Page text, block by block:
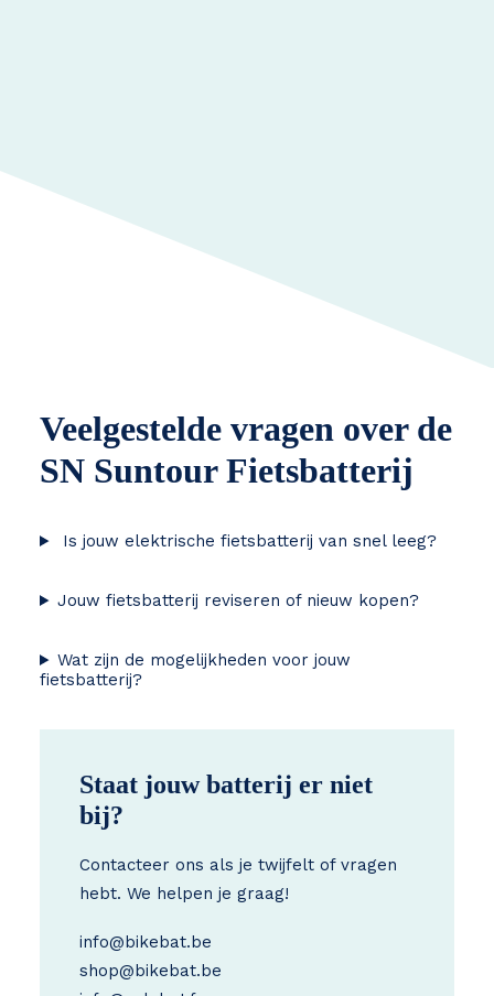
Veelgestelde vragen over de
SN Suntour Fietsbatterij
Is jouw elektrische fietsbatterij van snel leeg?
Jouw fietsbatterij reviseren of nieuw kopen?
Wat zijn de mogelijkheden voor jouw
fietsbatterij?
Staat jouw batterij er niet
bij?
Contacteer ons als je twijfelt of vragen
hebt. We helpen je graag!
info@bikebat.be
shop@bikebat.be